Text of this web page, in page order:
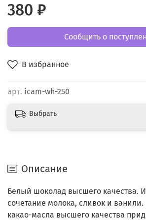
В избранное
арт. icam-wh-250
380 ₽
Сообщить о
Выбрать
Описание
Белый шоколад высшего качества.
сочетание молока, сливок и
какао-масла высшего качества